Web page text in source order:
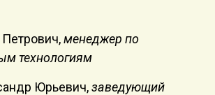
менеджер по
технологиям
Юрьевич,заведующий